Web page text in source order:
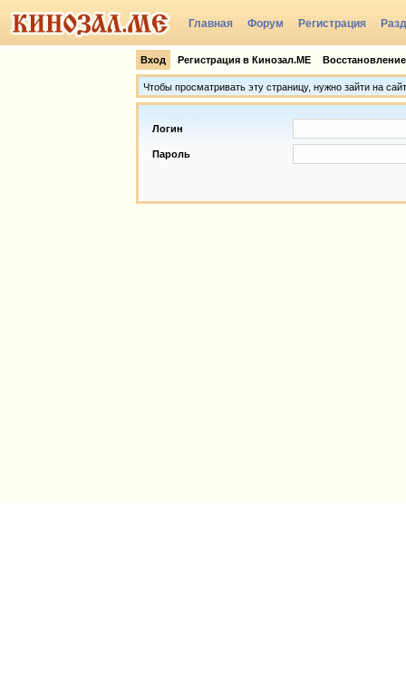
Главная Форум Регистрация
Вход Регистрация в Кинозал.МЕ
Чтобы просматривать эту страницу, нужно зайти на сайт
Логин
Пароль